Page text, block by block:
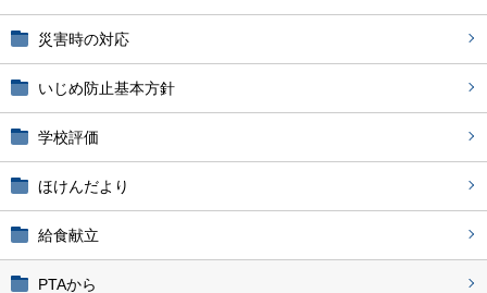
災害時の対応
いじめ防止基本方針
学校評価
ほけんだより
給食献立
PTAから